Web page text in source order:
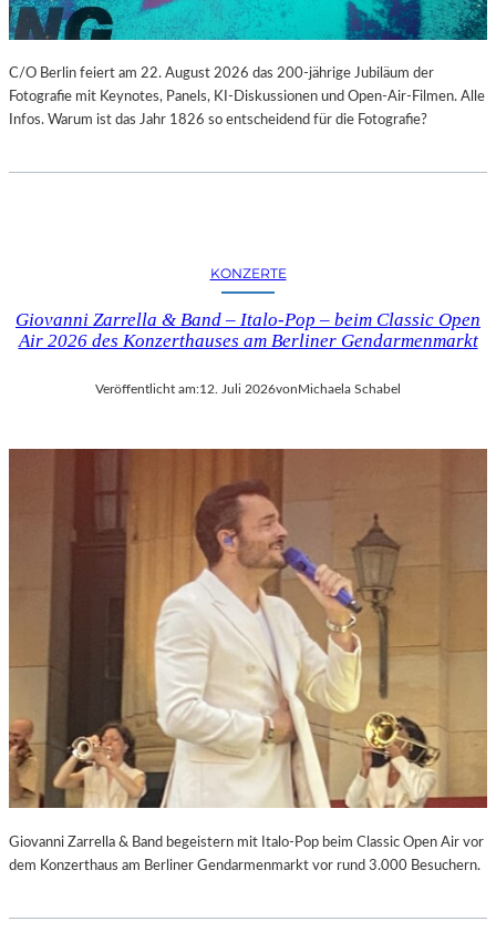
C/O Berlin feiert am 22. August 2026 das 200-jährige Jubiläum der
Fotografie mit Keynotes, Panels, KI-Diskussionen und Open-Air-Filmen. Alle
Infos. Warum ist das Jahr 1826 so entscheidend für die Fotografie?
KONZERTE
Giovanni Zarrella & Band – Italo-Pop – beim Classic Open
Air 2026 des Konzerthauses am Berliner Gendarmenmarkt
Veröffentlicht am:12. Juli 2026von Michaela Schabel
Giovanni Zarrella & Band begeistern mit Italo-Pop beim Classic Open Air vor
dem Konzerthaus am Berliner Gendarmenmarkt vor rund 3.000 Besuchern.